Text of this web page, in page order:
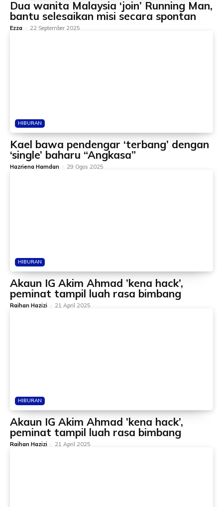
Dua wanita Malaysia ‘join’ Running Man,
bantu selesaikan misi secara spontan
Ezza - 22 September 2025
HIBURAN
Kael bawa pendengar ‘terbang’ dengan
‘single’ baharu “Angkasa”
Hazriena Hamdan - 29 Ogos 2025
HIBURAN
Akaun IG Akim Ahmad ’kena hack’,
peminat tampil luah rasa bimbang
Raihan Hazizi - 21 April 2025
HIBURAN
Akaun IG Akim Ahmad ’kena hack’,
peminat tampil luah rasa bimbang
Raihan Hazizi - 21 April 2025